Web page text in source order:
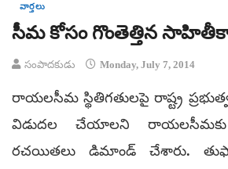
వార్తలు
సీమ కోసం గొంతెత్తిన
సంపాదకుడు Monday, July 7, 2014
రాయలసీమ స్థితిగతులపై రాష్ట్ర
విడుదల చేయాలని రాయలసీమకు
రచయితలు డిమాండ్ చేశారు.